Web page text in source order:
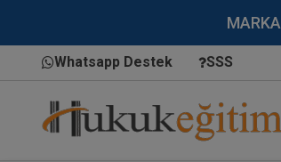
Whatsapp Destek SSS